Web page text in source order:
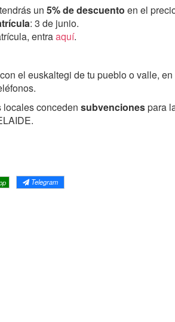
un 5% de descuento en el
: 3 de junio.
entraaquí.
el euskaltegi de tu pueblo o valle,
conceden subvencionespara
Telegram